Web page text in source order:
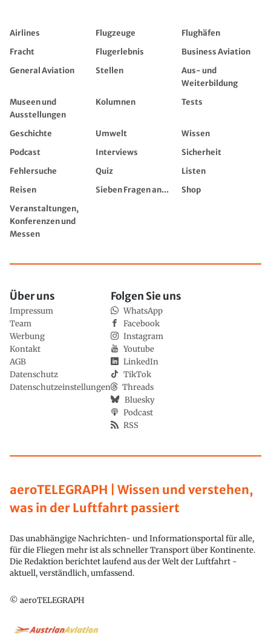
Airlines Flugzeuge
Flughäfen
Fracht
Flugerlebnis
Business Aviation
General Aviation
Stellen
Aus- und
Weiterbildung
Museen und
Ausstellungen
Kolumnen Tests
Geschichte Umwelt
Wissen
Podcast
Interviews
Sicherheit
Fehlersuche
Quiz
Listen
Reisen
Sieben Fragen an...
Shop
Veranstaltungen,
Konferenzen und
Messen
aeroTELEGRAPH | Wissen und verstehen,
was in der Luftfahrt passiert
Das unabhängige Nachrichten- und Informationsportal für alle,
für die Fliegen mehr ist als schneller Transport über Kontinente.
Die Redaktion berichtet laufend aus der Welt der Luftfahrt -
aktuell, verständlich, umfassend.
© aeroTELEGRAPH
Über uns
Impressum
Team
Werbung
Kontakt
AGB
Datenschutz
Datenschutzeinstellungen
Folgen Sie uns
WhatsApp
Facebook
Instagram
Youtube
LinkedIn
TikTok
Threads
Bluesky
Podcast
RSS